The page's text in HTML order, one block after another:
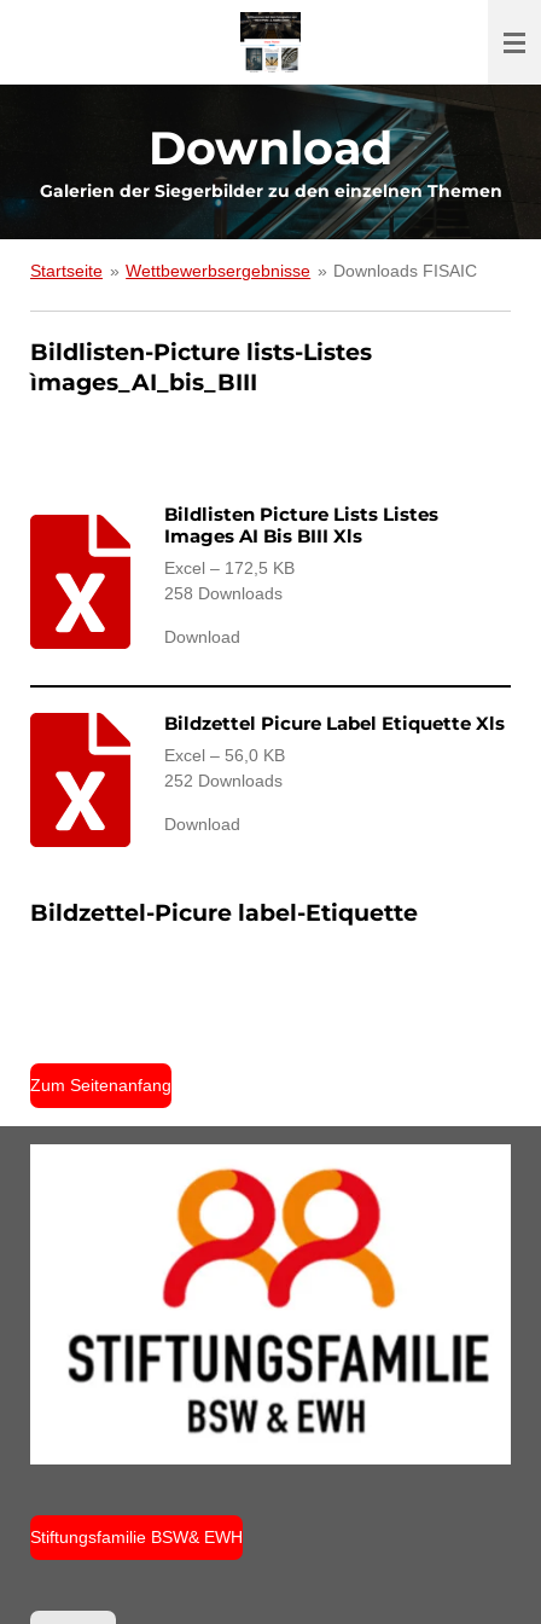
Download
Galerien der Siegerbilder zu den einzelnen Themen
Startseite » Wettbewerbsergebnisse » Downloads FISAIC
Bildlisten-Picture lists-Listes
ìmages_AI_bis_BIII
Bildlisten Picture Lists Listes
Images AI Bis BIII Xls
Excel – 172,5 KB
258 Downloads
Download
Bildzettel Picure Label Etiquette Xls
Excel – 56,0 KB
252 Downloads
Download
Bildzettel-Picure label-Etiquette
Zum Seitenanfang
Stiftungsfamilie BSW& EWH